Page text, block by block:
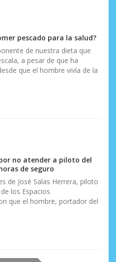
pescado para la salud?
de nuestra dieta que
a pesar de que ha
que el hombre vivía de la
no atender a piloto del
de seguro
de José Salas Herrera, piloto
los Espacios
que el hombre, portador del